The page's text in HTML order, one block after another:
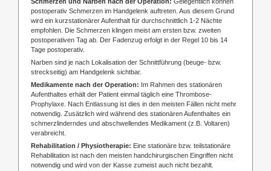
postoperativ Schmerzen im Handgelenk auftreten. Aus diesem Grund
wird ein kurzstationärer Aufenthalt für durchschnittlich 1-2 Nächte
empfohlen. Die Schmerzen klingen meist am ersten bzw. zweiten
postoperativen Tag ab. Der Fadenzug erfolgt in der Regel 10 bis 14
Tage postoperativ.
Narben sind je nach Lokalisation der Schnittführung (beuge- bzw.
streckseitig) am Handgelenk sichtbar.
Medikamente nach der Operation: Im Rahmen des stationären
Aufenthaltes erhält der Patient einmal täglich eine Thrombose-
Prophylaxe. Nach Entlassung ist dies in den meisten Fällen nicht mehr
notwendig. Zusätzlich wird während des stationären Aufenthaltes ein
schmerzlinderndes und abschwellendes Medikament (z.B. Voltaren)
verabreicht.
Rehabilitation / Physiotherapie: Eine stationäre bzw. teilstationäre
Rehabilitation ist nach den meisten handchirurgischen Eingriffen nicht
notwendig und wird von der Kasse zumeist auch nicht bezahlt.